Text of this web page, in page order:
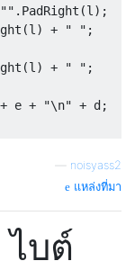
+ " ";
+ " ";
+ e +
noisyass2
แหล่งที่มา
บต์